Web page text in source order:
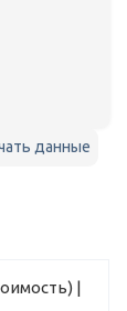
данные
|